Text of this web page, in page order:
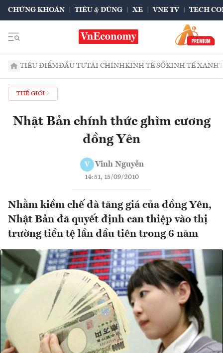
CHỨNG KHOÁN TIÊU & DÙNG XE VNE TV TECH
TIÊU ĐIỂMĐẦU TƯTÀI CHÍNHKINH TẾ SỐKINH TẾ XANH
THẾ GIỚI
Nhật Bản chính thức ghìm cương
đồng Yên
V Vinh Nguyễn
14:51, 15/09/2010
Nhằm kiềm chế đà tăng giá của đồng Yên,
Nhật Bản đã quyết định can thiệp vào thị
trường tiền tệ lần đầu tiên trong 6 năm